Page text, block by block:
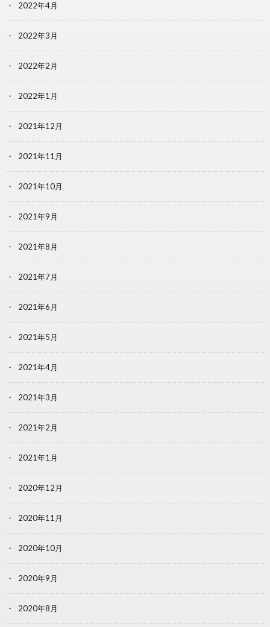
2022年4月
2022年3月
2022年2月
2022年1月
2021年12月
2021年11月
2021年10月
2021年9月
2021年8月
2021年7月
2021年6月
2021年5月
2021年4月
2021年3月
2021年2月
2021年1月
2020年12月
2020年11月
2020年10月
2020年9月
2020年8月